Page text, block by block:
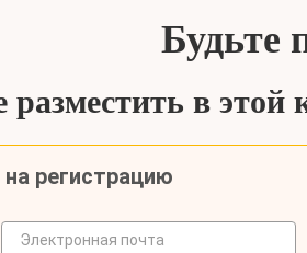
Будьте
в этой
регистрацию